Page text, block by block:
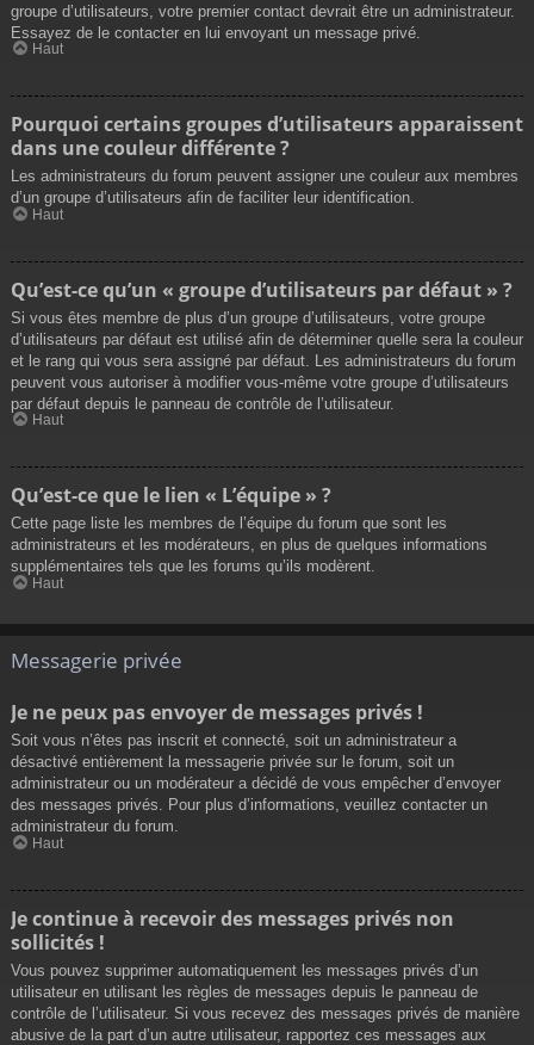
groupe d’utilisateurs, votre premier contact devrait être un administrateur.
Essayez de le contacter en lui envoyant un message privé.
Haut
Pourquoi certains groupes d’utilisateurs apparaissent
dans une couleur différente ?
Les administrateurs du forum peuvent assigner une couleur aux membres
d’un groupe d’utilisateurs afin de faciliter leur identification.
Haut
Qu’est-ce qu’un « groupe d’utilisateurs par défaut » ?
Si vous êtes membre de plus d’un groupe d’utilisateurs, votre groupe
d’utilisateurs par défaut est utilisé afin de déterminer quelle sera la couleur
et le rang qui vous sera assigné par défaut. Les administrateurs du forum
peuvent vous autoriser à modifier vous-même votre groupe d’utilisateurs
par défaut depuis le panneau de contrôle de l’utilisateur.
Haut
Qu’est-ce que le lien « L’équipe » ?
Cette page liste les membres de l’équipe du forum que sont les
administrateurs et les modérateurs, en plus de quelques informations
supplémentaires tels que les forums qu’ils modèrent.
Haut
Messagerie privée
Je ne peux pas envoyer de messages privés !
Soit vous n’êtes pas inscrit et connecté, soit un administrateur a
désactivé entièrement la messagerie privée sur le forum, soit un
administrateur ou un modérateur a décidé de vous empêcher d’envoyer
des messages privés. Pour plus d’informations, veuillez contacter un
administrateur du forum.
Haut
Je continue à recevoir des messages privés non
sollicités !
Vous pouvez supprimer automatiquement les messages privés d’un
utilisateur en utilisant les règles de messages depuis le panneau de
contrôle de l’utilisateur. Si vous recevez des messages privés de manière
abusive de la part d’un autre utilisateur, rapportez ces messages aux